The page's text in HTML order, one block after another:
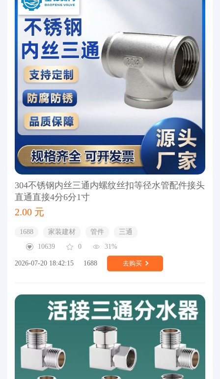
304不锈钢内丝三通内螺纹丝扣等径水管配件接头
直通直接4分6分1寸
2.00 元
1688 家装建材 管件
三通
10639
0 31%
2026-07-20 18:42:15 1688 去购买